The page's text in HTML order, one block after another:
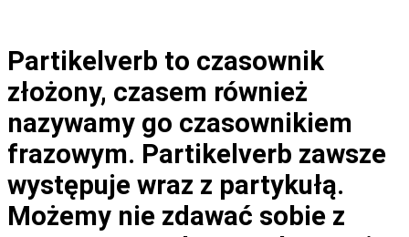
Partikelverb to czasownik
złożony, czasem również
nazywamy go czasownikiem
frazowym. Partikelverb zawsze
występuje wraz z partykułą.
Możemy nie zdawać sobie z